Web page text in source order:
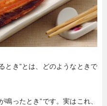
とき”とは、どのようなときで
鳴ったとき”です。実はこれ、